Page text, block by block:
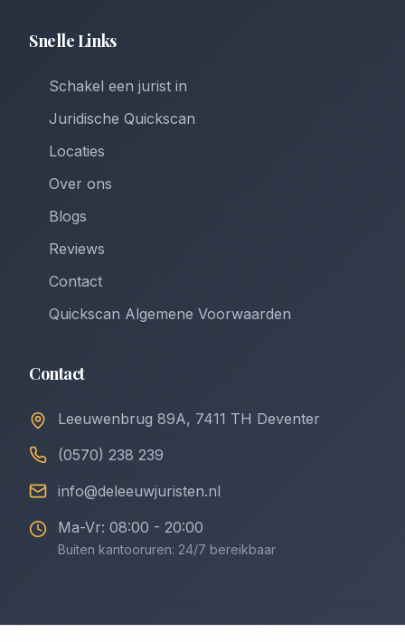
Snelle Links
Schakel een jurist in
Juridische Quickscan
Locaties
Over ons
Blogs
Reviews
Contact
Quickscan Algemene Voorwaarden
Contact
Leeuwenbrug 89A, 7411 TH Deventer
(0570) 238 239
info@deleeuwjuristen.nl
Ma-Vr: 08:00 - 20:00
Buiten kantooruren: 24/7 bereikbaar